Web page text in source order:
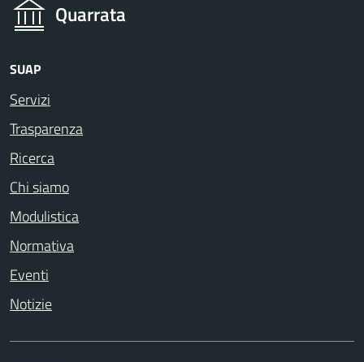
Quarrata
SUAP
Servizi
Trasparenza
Ricerca
Chi siamo
Modulistica
Normativa
Eventi
Notizie